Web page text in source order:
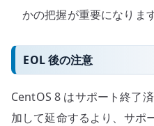
かの把握が重要になります
EOL 後の注意
CentOS 8 はサポート終了
加して延命するより、サポ